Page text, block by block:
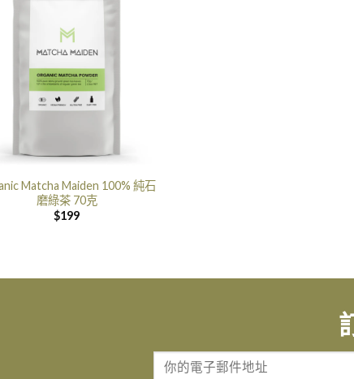
Matcha Maiden 100% 純石
磨綠茶 70克
$199